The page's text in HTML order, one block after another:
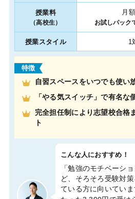
授業料
（高校生）
月
お試しパック
授業スタイル 1
特徴
自習スペースをいつでも使い
「やる気スイッチ」で有名な
完全担任制により志望校合格
ト
こんな人におすすめ！
「勉強のモチベーシ
ど、そろそろ受験対
ている方に向いてい